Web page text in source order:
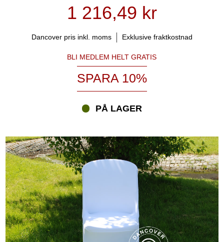
1 216,49 kr
Dancover pris inkl. moms Exklusive fraktkostnad
BLI MEDLEM HELT GRATIS
SPARA 10%
PÅ LAGER